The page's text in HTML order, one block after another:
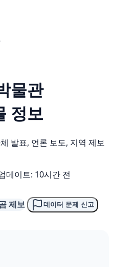
물관
정보
발표, 언론 보도, 지역 제보
데이트: 10시간 전
제보 데이터 문제 신고